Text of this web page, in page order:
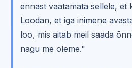
ennast vaatamata sellele, et
Loodan, et iga inimene
loo, mis aitab meil saada
nagu me oleme."